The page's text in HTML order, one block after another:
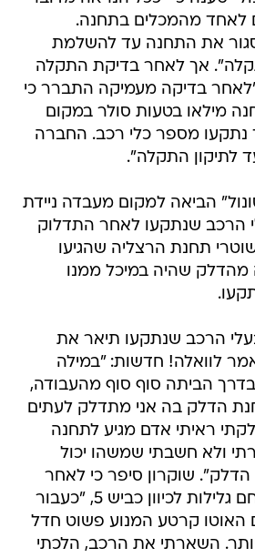
לאחד מהמכלים בתחנה.
את התחנה עד להשלמת
אך לאחר בדיקת התקלה
בדיקה מעמיקה התברר כי
מילאו בטעות סולר במקום
נתקעו מספר כלי רכב. החברה
לתיקון התקלה".
הביאה למקום מעבדה ניידת
הרכב שנתקעו לאחר התדלוק
תחנת הרצליה שהגיעו
מהדלק שהיה במיכל ממנו
הרכב שנתקעו תיאר את
לוואלה! חדשות: "במילה
בדרך הביתה סוף סוף מהעבודה,
הדלק בה אני מתדלק לעתים
ראיתי אדם מגיע לתחנה
ולא חשבתי שמשהו יכול
שוקרון סיפר כי לאחר
התדלוק נכנס למתחם גלילות לכיוון כביש 5, "כעבור
בהם האוטו קרטע המנוע פשוט חדל
השארתי את הרכב, הלכתי